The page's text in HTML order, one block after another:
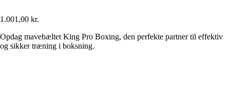
1.001,00 kr.
Opdag mavebæltet King Pro Boxing, den perfekte partner til effektiv
og sikker træning i boksning.